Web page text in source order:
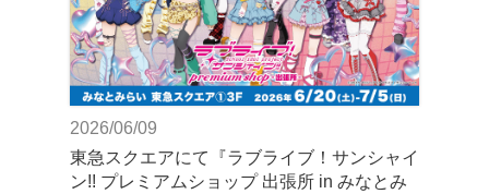
2026/06/09
東急スクエアにて『ラブライブ！サンシャイ
ン!! プレミアムショップ 出張所 in みなとみ